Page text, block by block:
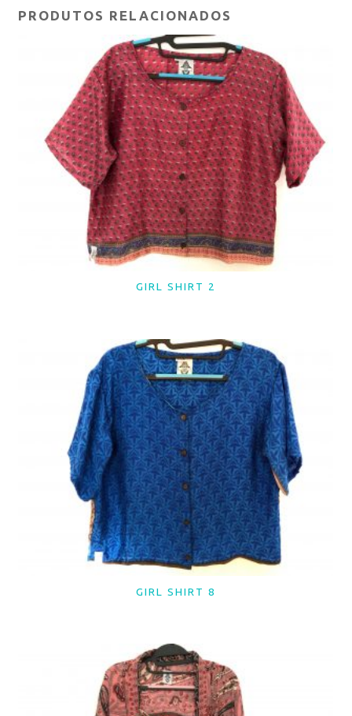
PRODUTOS RELACIONADOS
LER MAIS
GIRL SHIRT 2
LER MAIS
GIRL SHIRT 8